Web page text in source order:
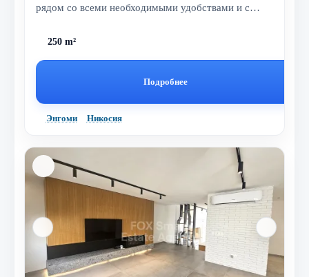
рядом со всеми необходимыми удобствами и с
250 m²
Подробнее
Энгоми Никосия